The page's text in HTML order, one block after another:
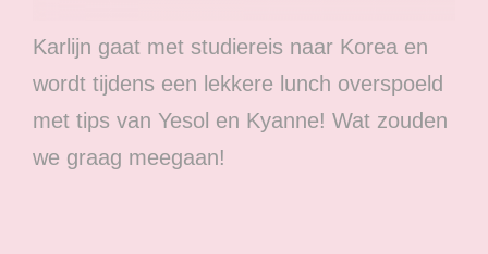
Karlijn gaat met studiereis naar Korea en
wordt tijdens een lekkere lunch overspoeld
met tips van Yesol en Kyanne! Wat zouden
we graag meegaan!